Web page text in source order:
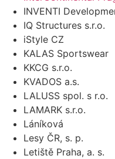
INVENTI
IQ Structures s.r.o.
iStyle CZ
KALAS Sportswear
KKCG s.r.o.
KVADOS a.s.
LALUSS spol. s r.o.
LAMARK s.r.o.
Láníková
Lesy ČR, s. p.
Letiště Praha, a. s.